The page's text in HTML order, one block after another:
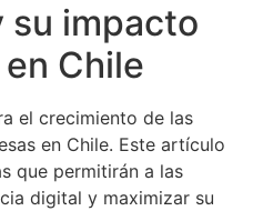
su impacto
Chile
el crecimiento de las
en Chile. Este artículo
que permitirán a las
digital y maximizar su